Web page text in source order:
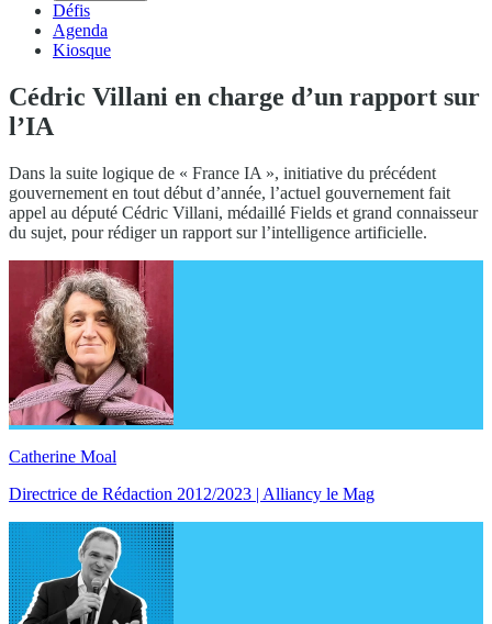
Défis
Agenda
Kiosque
Cédric Villani en charge d’un rapport sur
l’IA
Dans la suite logique de « France IA », initiative du précédent
gouvernement en tout début d’année, l’actuel gouvernement fait
appel au député Cédric Villani, médaillé Fields et grand connaisseur
du sujet, pour rédiger un rapport sur l’intelligence artificielle.
Catherine Moal
Directrice de Rédaction 2012/2023 | Alliancy le Mag